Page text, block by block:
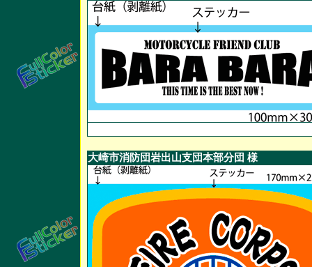
大崎市消防団岩出山支団本部分団 様